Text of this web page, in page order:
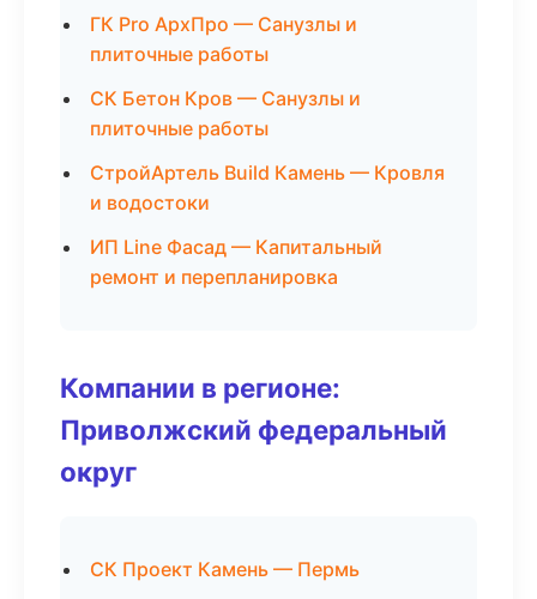
ГК Pro АрхПро — Санузлы и
плиточные работы
СК Бетон Кров — Санузлы и
плиточные работы
СтройАртель Build Камень — Кровля
и водостоки
ИП Line Фасад — Капитальный
ремонт и перепланировка
Компании в регионе:
Приволжский федеральный
округ
СК Проект Камень — Пермь